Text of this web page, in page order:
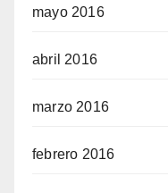
mayo 2016
abril 2016
marzo 2016
febrero 2016